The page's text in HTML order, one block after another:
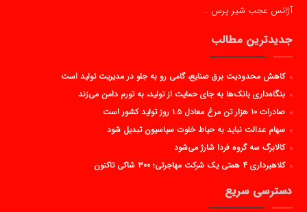
آژانس عجب شیر پرس …
جدیدترین مطالب
کاهش محدودیت برق صنایع، گامی رو به جلو در مدیریت تولید است
بنگاه‌داری بانک‌ها به جای حمایت از تولید، به تورم دامن می‌زند
صادرات ۱۰ هزار تن مرغ معادل ۱.۵ روز تولید کشور است
سهام عدالت نباید به حیاط خلوت سیاسیون تبدیل شود
کالابرگ سه گروه فردا شارژ می‌شود
کلاهبرداری ۴ همتی یک شرکت مهاجرتی؛ ۳۰۰ شاکی تاکنون
دسترسی سریع